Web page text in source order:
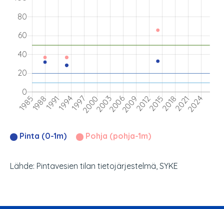
Pinta (0-1m) Pohja (pohja-1m)
Lähde: Pintavesien tilan tietojärjestelmä, SYKE